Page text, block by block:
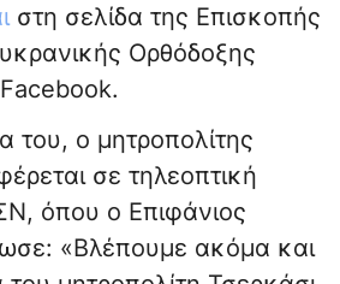
στη σελίδα της Επισκοπής
Ορθόδοξης
του, ο μητροπολίτης
σε τηλεοπτική
όπου ο Επιφάνιος
«Βλέπουμε ακόμα και